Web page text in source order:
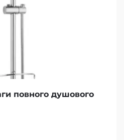
повного душового